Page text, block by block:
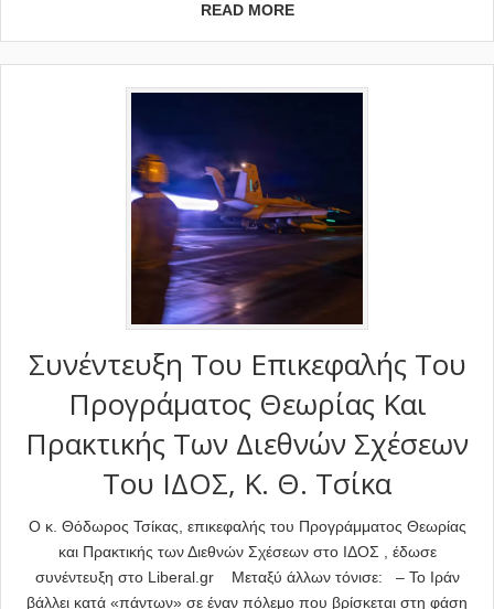
READ MORE
Συνέντευξη Του Επικεφαλής Του
Προγράματος Θεωρίας Και
Πρακτικής Των Διεθνών Σχέσεων
Του ΙΔΟΣ, Κ. Θ. Τσίκα
Ο κ. Θόδωρος Τσίκας, επικεφαλής του Προγράμματος Θεωρίας
και Πρακτικής των Διεθνών Σχέσεων στο ΙΔΟΣ , έδωσε
συνέντευξη στο Liberal.gr Μεταξύ άλλων τόνισε: – Το Ιράν
βάλλει κατά «πάντων» σε έναν πόλεμο που βρίσκεται στη φάση